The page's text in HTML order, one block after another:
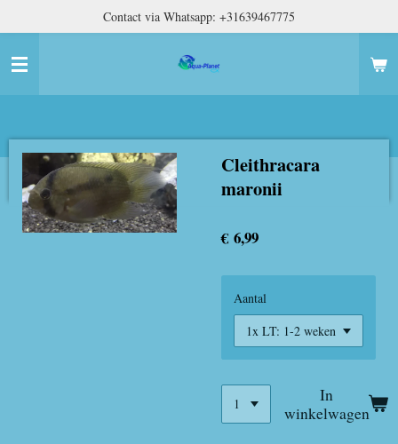
naar
hoofdinhoud
Contact via Whatsapp: +31639467775
Cleithracara
maronii
€ 6,99
Aantal
In
winkelwagen